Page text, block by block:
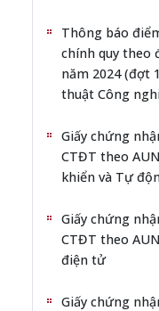
Thông báo
chính quy theo
năm 2024 (đợt
thuật Công
Giấy chứng
CTĐT theo
khiển và Tự
Giấy chứng
CTĐT theo
điện tử
Giấy chứng